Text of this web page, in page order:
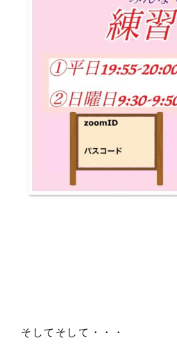
そしてそして・・・